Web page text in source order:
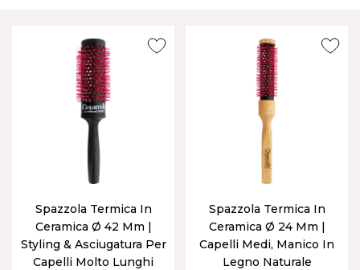
Spazzola Termica In
Ceramica Ø 42 Mm |
Styling & Asciugatura Per
Capelli Molto Lunghi
Spazzola Termica In
Ceramica Ø 24 Mm |
Capelli Medi, Manico In
Legno Naturale